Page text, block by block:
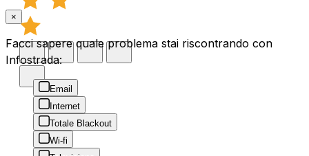
×
Facci sapere quale problema stai riscontrando con
Infostrada:
Email
Internet
Totale Blackout
Wi-fi